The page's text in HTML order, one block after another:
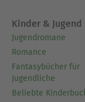
Kinder & Jugend
Jugendromane
Romance
Fantasybücher für
Jugendliche
Beliebte